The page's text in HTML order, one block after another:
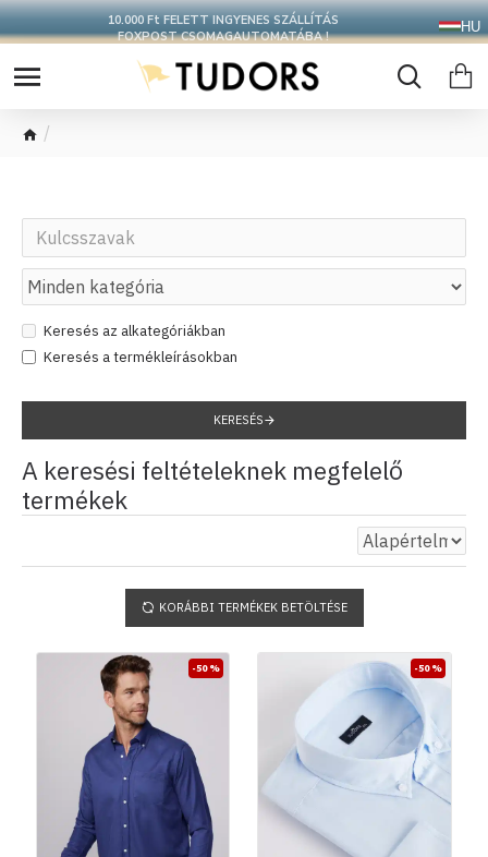
10.000 Ft FELETT INGYENES SZÁLLÍTÁS
FOXPOST CSOMAGAUTOMATÁBA !
HU
Keresés az alkategóriákban
Keresés a termékleírásokban
KERESÉS
A keresési feltételeknek megfelelő
termékek
KORÁBBI TERMÉKEK BETÖLTÉSE
-50 % -50 %